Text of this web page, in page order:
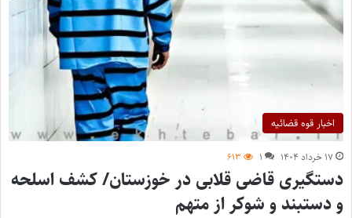
اخبار قوه قضائیه
۱۷ خرداد ۱۴۰۴ ۱ ۶۱۳
دستگیری قاضی قلابی در خوزستان/ کشف اسلحه
و دستبند و شوکر از متهم